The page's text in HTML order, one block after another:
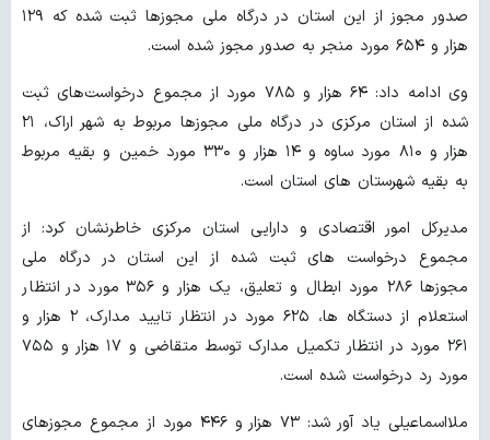
صدور مجوز از این استان در درگاه ملی مجوزها ثبت شده که ۱۲۹
هزار و ۶۵۴ مورد منجر به صدور مجوز شده است.
وی ادامه داد: ۶۴ هزار و ۷۸۵ مورد از مجموع درخواست‌های ثبت
شده از استان مرکزی در درگاه ملی مجوزها مربوط به شهر اراک، ۲۱
هزار و ۸۱۰ مورد ساوه و ۱۴ هزار و ۳۳۰ مورد خمین و بقیه مربوط
به بقیه شهرستان های استان است.
مدیرکل امور اقتصادی و دارایی استان مرکزی خاطرنشان کرد: از
مجموع درخواست های ثبت شده از این استان در درگاه ملی
مجوزها ۲۸۶ مورد ابطال و تعلیق، یک هزار و ۳۵۶ مورد در انتظار
استعلام از دستگاه ها، ۶۲۵ مورد در انتظار تایید مدارک، ۲ هزار و
۲۶۱ مورد در انتظار تکمیل مدارک توسط متقاضی و ۱۷ هزار و ۷۵۵
مورد رد درخواست شده است.
ملااسماعیلی یاد آور شد: ۷۳ هزار و ۴۴۶ مورد از مجموع مجوزهای